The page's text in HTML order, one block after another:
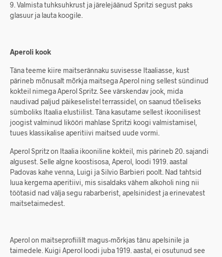
9. Valmista tuhksuhkrust ja järelejäänud Spritzi segust paks
glasuur ja lauta koogile.
Aperoli kook
Täna teeme kiire maitserännaku suvisesse Itaaliasse, kust
pärineb mõnusalt mõrkja maitsega Aperol ning sellest sündinud
kokteil nimega Aperol Spritz. See värskendav jook, mida
naudivad paljud päikeselistel terrassidel, on saanud tõeliseks
sümboliks Itaalia elustiilist. Täna kasutame sellest ikoonilisest
joogist valminud likööri mahlase Spritzi koogi valmistamisel,
tuues klassikalise aperitiivi maitsed uude vormi.
Aperol Spritz on Itaalia ikooniline kokteil, mis pärineb 20. sajandi
algusest. Selle algne koostisosa, Aperol, loodi 1919. aastal
Padovas kahe venna, Luigi ja Silvio Barbieri poolt. Nad tahtsid
luua kergema aperitiivi, mis sisaldaks vähem alkoholi ning nii
töötasid nad välja segu rabarberist, apelsinidest ja erinevatest
maitsetaimedest.
Aperol on maitseprofiililt magus-mõrkjas tänu apelsinile ja
taimedele. Kuigi Aperol loodi juba 1919. aastal, ei osutunud see